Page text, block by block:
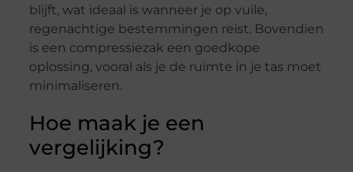
blijft, wat ideaal is wanneer je op vuile,
regenachtige bestemmingen reist. Bovendien
is een compressiezak een goedkope
oplossing, vooral als je de ruimte in je tas moet
minimaliseren.
Hoe maak je een
vergelijking?